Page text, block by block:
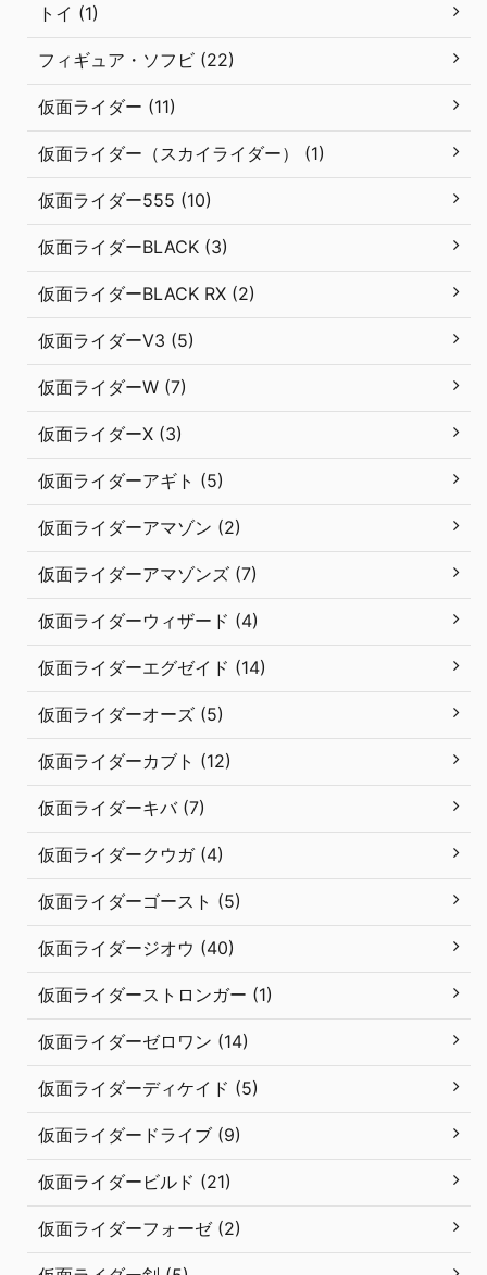
トイ (1)
フィギュア・ソフビ (22)
仮面ライダー (11)
仮面ライダー（スカイライダー） (1)
仮面ライダー555 (10)
仮面ライダーBLACK (3)
仮面ライダーBLACK RX (2)
仮面ライダーV3 (5)
仮面ライダーW (7)
仮面ライダーX (3)
仮面ライダーアギト (5)
仮面ライダーアマゾン (2)
仮面ライダーアマゾンズ (7)
仮面ライダーウィザード (4)
仮面ライダーエグゼイド (14)
仮面ライダーオーズ (5)
仮面ライダーカブト (12)
仮面ライダーキバ (7)
仮面ライダークウガ (4)
仮面ライダーゴースト (5)
仮面ライダージオウ (40)
仮面ライダーストロンガー (1)
仮面ライダーゼロワン (14)
仮面ライダーディケイド (5)
仮面ライダードライブ (9)
仮面ライダービルド (21)
仮面ライダーフォーゼ (2)